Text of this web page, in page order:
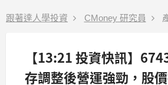
跟著達人學投資 CMoney 研究員
【13:21 投資快訊】
存調整後營運強勁，股